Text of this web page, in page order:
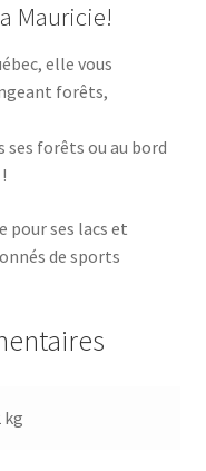
Mauricie!
elle vous
forêts,
ses forêts ou au bord
pour ses lacs et
de sports
kg